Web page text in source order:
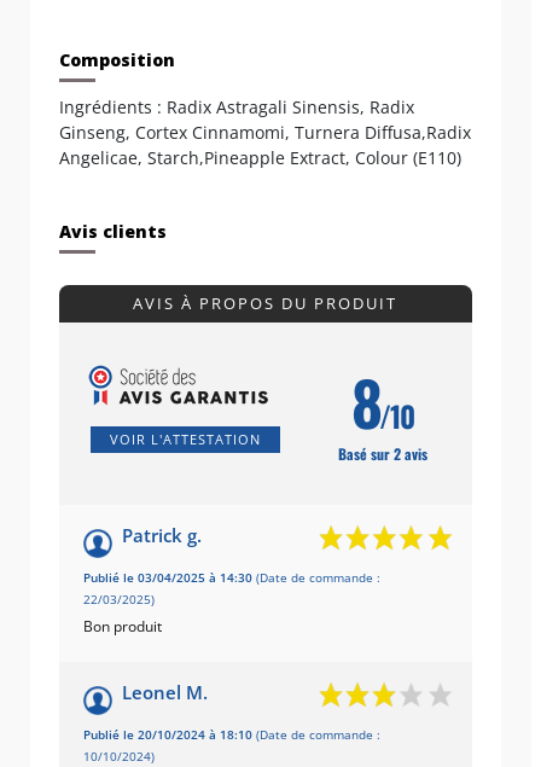
Composition
Ingrédients : Radix Astragali Sinensis, Radix
Ginseng, Cortex Cinnamomi, Turnera Diffusa,Radix
Angelicae, Starch,Pineapple Extract, Colour (E110)
Avis clients
AVIS À PROPOS DU PRODUIT
VOIR L'ATTESTATION 8/10
Basé sur 2 avis
Patrick g.
Publié le 03/04/2025 à 14:30 (Date de commande :
22/03/2025)
Bon produit
Leonel M.
Publié le 20/10/2024 à 18:10 (Date de commande :
10/10/2024)